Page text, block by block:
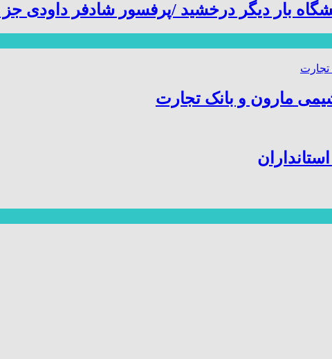
بار دیگر درخشید /پرفسور شادفر داودی
مارون و بانک تجارت